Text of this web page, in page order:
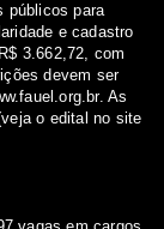
públicos para
e cadastro
3.662,72, com
devem ser
. As
veja o edital no site